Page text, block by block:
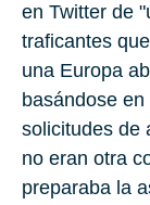
en Twitter de
traficantes
una Europa
basándose
solicitudes de
no eran otra
preparaba la